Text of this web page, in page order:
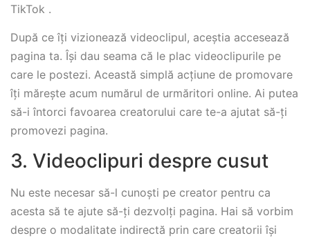
TikTok .
După ce îți vizionează videoclipul, aceștia accesează
pagina ta. Își dau seama că le plac videoclipurile pe
care le postezi. Această simplă acțiune de promovare
îți mărește acum numărul de urmăritori online. Ai putea
să-i întorci favoarea creatorului care te-a ajutat să-ți
promovezi pagina.
3. Videoclipuri despre cusut
Nu este necesar să-l cunoști pe creator pentru ca
acesta să te ajute să-ți dezvolți pagina. Hai să vorbim
despre o modalitate indirectă prin care creatorii își